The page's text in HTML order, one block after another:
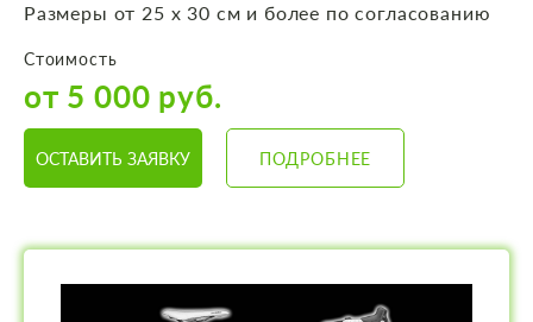
Размеры от 25 х 30 см и более по согласованию
Стоимость
от 5 000 руб.
ОСТАВИТЬ ЗАЯВКУ ПОДРОБНЕЕ